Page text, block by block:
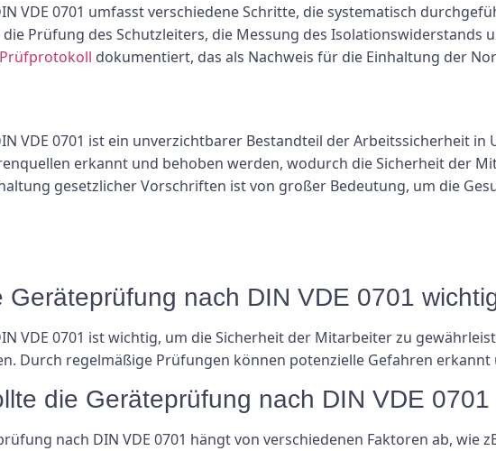
VDE 0701 umfasst verschiedene Schritte, die systematisch
Prüfung des Schutzleiters, die Messung des Isolationswiderstands
Prüfprotokoll dokumentiert, das als Nachweis für die Einhaltung der
VDE 0701 ist ein unverzichtbarer Bestandteil der Arbeitssicherheit
erkannt und behoben werden, wodurch die Sicherheit der
gesetzlicher Vorschriften ist von großer Bedeutung, um die
Geräteprüfung nach DIN VDE 0701
VDE 0701 ist wichtig, um die Sicherheit der Mitarbeiter zu
Durch regelmäßige Prüfungen können potenzielle Gefahren
die Geräteprüfung nach DIN VDE
nach DIN VDE 0701 hängt von verschiedenen Faktoren ab, wie